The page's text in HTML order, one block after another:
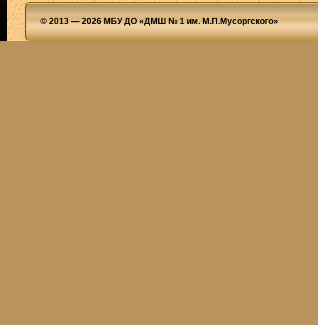
© 2013 — 2026 МБУ ДО «ДМШ № 1 им. М.П.Мусоргского»